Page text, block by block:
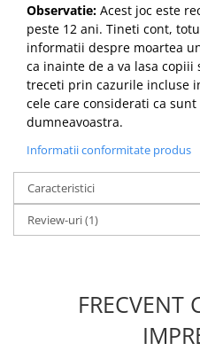
Observatie: Acest joc este
peste 12 ani. Tineti cont,
informatii despre moartea
ca inainte de a va lasa copiii
treceti prin cazurile incluse
cele care considerati ca
dumneavoastra.
Informatii conformitate produs
Caracteristici
Review-uri(1)
FRECVENT